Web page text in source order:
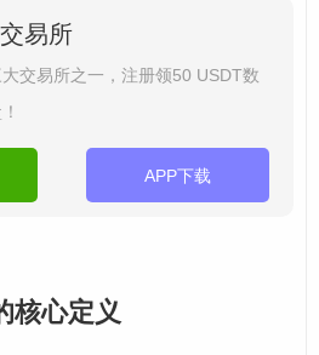
易所
交易所之一，注册领50 USDT数
APP下载
核心定义